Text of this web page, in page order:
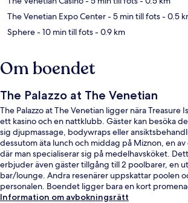
The Venetian Expo Center- 5 min till fots- 0.5
Sphere- 10 min till fots- 0.9 km
Om boendet
The Palazzo at The Venetian
The Palazzo at The Venetian ligger nära Treasure
ett kasino och en nattklubb. Gäster kan besöka
sig djupmassage, bodywraps eller
dessutom äta lunch och middag på Miznon, en av
där man specialiserar sig på medelhavsköket.
erbjuder även gäster tillgång till 2 poolbarer, en
bar/lounge. Andra resenärer uppskattar poolen
personalen. Boendet ligger bara en kort
Till Harrah’s and The LINQ Station tar det inte mer
Information om avbokningsrätt